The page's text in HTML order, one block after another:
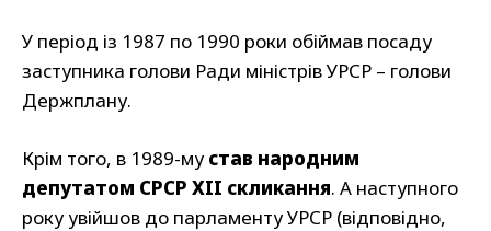
У період із 1987 по 1990 роки обіймав посаду
заступника голови Ради міністрів УРСР – голови
Держплану.
Крім того, в 1989-му став народним
депутатом СРСР XII скликання. А наступного
року увійшов до парламенту УРСР (відповідно,